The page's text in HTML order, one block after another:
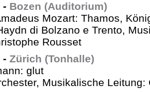
- Bozen (Auditorium)
Mozart: Thamos,
di Bolzano e Trento,
Rousset
- Zürich (Tonhalle)
glut
Musikalische Leitung: